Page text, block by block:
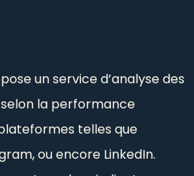
un service d’analyse des
la performance
telles que
ou encore LinkedIn.